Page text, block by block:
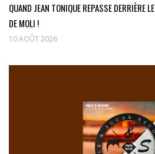
QUAND JEAN TONIQUE REPASSE DERRIÈRE
DE MOLI !
10 AOÛT 2026